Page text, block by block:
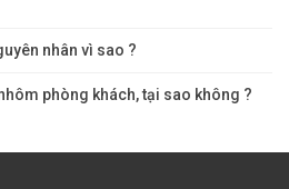
nhân vì sao ?
phòng khách, tại sao không ?